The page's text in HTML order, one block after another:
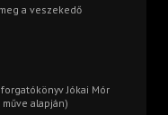
a veszekedő
Jókai Mór
alapján)